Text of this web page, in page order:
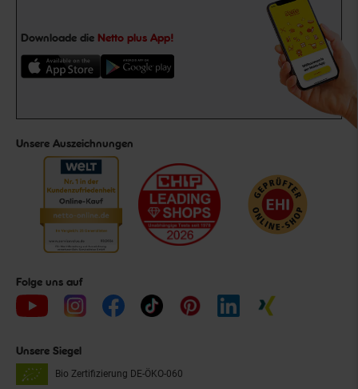
Downloade die Netto plus App!
Unsere Auszeichnungen
Folge uns auf
Unsere Siegel
Bio Zertifizierung DE-ÖKO-060